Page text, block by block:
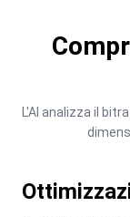
L'AI analizza il